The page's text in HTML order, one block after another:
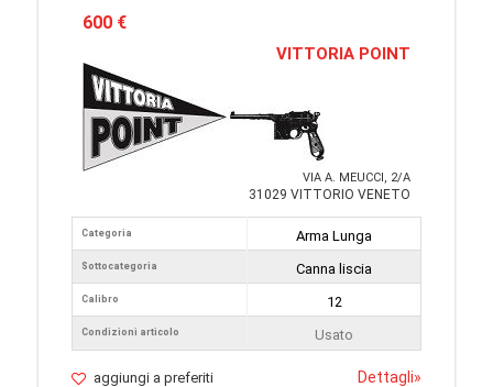
600 €
VITTORIA POINT
VIA A. MEUCCI, 2/A
31029 VITTORIO VENETO
Categoria
Sottocategoria
Calibro
Condizioni articolo
Arma Lunga
Canna liscia
12
Usato
aggiungi a preferiti Dettagli»